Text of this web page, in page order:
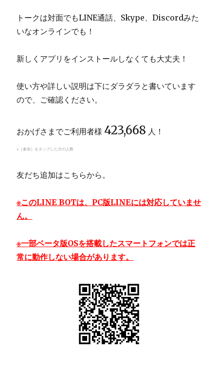
トークは対面でもLINE通話、Skype、Discordみた
いなオンラインでも！
新しくアプリをインストールしなくても大丈夫！
使い方や詳しい説明は下にダラダラと書いています
ので、ご確認ください。
おかげさまでご利用者様 423,668 人！
※［参加］をタップした方の人数
友だち追加はこちらから。
※このLINE BOTは、PC版LINEには対応していませ
ん。
※一部ベータ版OSを搭載したスマートフォンでは正
常に動作しない場合があります。